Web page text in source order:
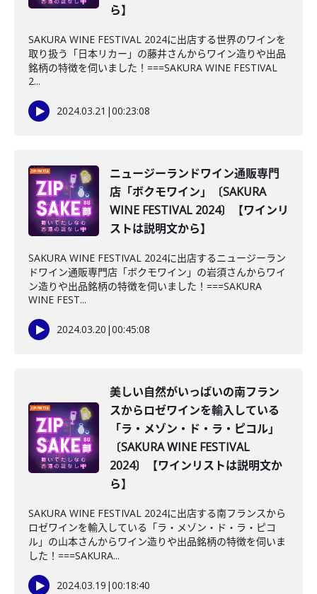
ら】
SAKURA WINE FESTIVAL 2024に出店する世界のワインを
取り扱う「日本リカー」の藤井さんからワイン造りや出品
銘柄の特徴を伺いました！===SAKURA WINE FESTIVAL
2...
2024.03.21 |00:23:08
ニュージーランドワイン通販専門
店「ボクモワイン」〔SAKURA
WINE FESTIVAL 2024〕【ワインリ
ストは説明文から】
SAKURA WINE FESTIVAL 2024に出店するニュージーラン
ドワイン通販専門店「ボクモワイン」の岩須さんからワイ
ン造りや出品銘柄の特徴を伺いました！===SAKURA
WINE FEST...
2024.03.20 |00:45:08
美しい自然がいっぱいの南フラン
スからロゼワインを輸入している
「ラ・メゾン・ド・ラ・ピコル」
〔SAKURA WINE FESTIVAL
2024〕【ワインリストは説明文か
ら】
SAKURA WINE FESTIVAL 2024に出店する南フランスから
ロゼワインを輸入している「ラ・メゾン・ド・ラ・ピコ
ル」の山本さんからワイン造りや出品銘柄の特徴を伺いま
した！===SAKURA...
2024.03.19 |00:18:40